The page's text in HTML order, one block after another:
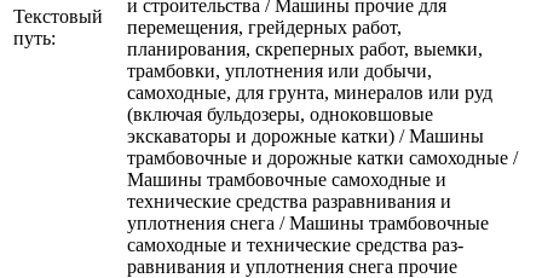
Текстовый
путь:
и строительства / Машины прочие для
перемещения, грейдерных работ,
планирования, скреперных работ, выемки,
трамбовки, уплотнения или добычи,
самоходные, для грунта, минералов или руд
(включая бульдозеры, одноковшовые
экскаваторы и дорожные катки) / Машины
трамбовочные и дорожные катки самоходные /
Машины трамбовочные самоходные и
технические средства раз­равнивания и
уплотнения снега / Машины трамбовочные
самоходные и технические средства раз­
равнивания и уплотнения снега прочие